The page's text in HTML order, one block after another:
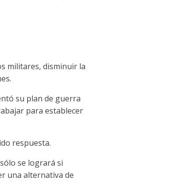
militares, disminuir la
su plan de guerra
para establecer
respuesta.
se logrará si
una alternativa de